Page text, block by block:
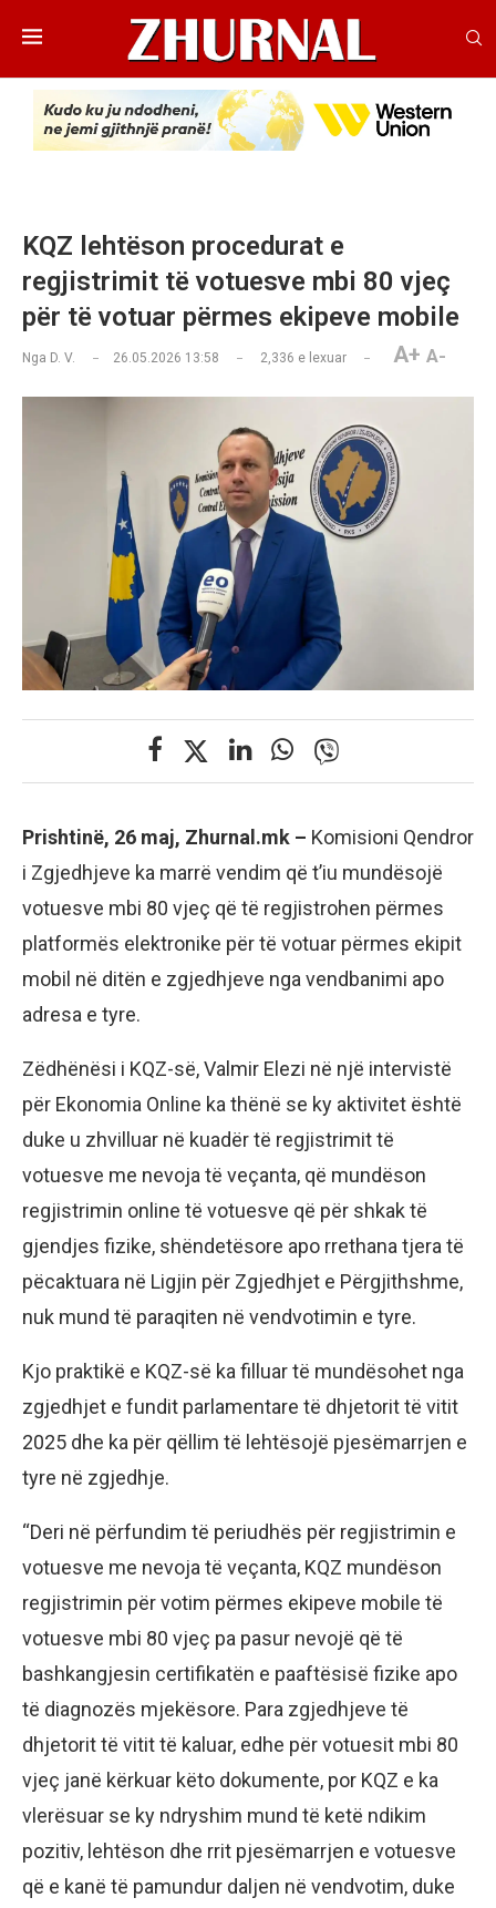
KQZ lehtëson procedurat e
regjistrimit të votuesve mbi 80 vjeç
për të votuar përmes ekipeve mobile
Nga D. V. 26.05.2026 13:58 2,336 e lexuar A+ A-
Prishtinë, 26 maj, Zhurnal.mk – Komisioni Qendror
i Zgjedhjeve ka marrë vendim që t’iu mundësojë
votuesve mbi 80 vjeç që të regjistrohen përmes
platformës elektronike për të votuar përmes ekipit
mobil në ditën e zgjedhjeve nga vendbanimi apo
adresa e tyre.
Zëdhënësi i KQZ-së, Valmir Elezi në një intervistë
për Ekonomia Online ka thënë se ky aktivitet është
duke u zhvilluar në kuadër të regjistrimit të
votuesve me nevoja të veçanta, që mundëson
regjistrimin online të votuesve që për shkak të
gjendjes fizike, shëndetësore apo rrethana tjera të
pëcaktuara në Ligjin për Zgjedhjet e Përgjithshme,
nuk mund të paraqiten në vendvotimin e tyre.
Kjo praktikë e KQZ-së ka filluar të mundësohet nga
zgjedhjet e fundit parlamentare të dhjetorit të vitit
2025 dhe ka për qëllim të lehtësojë pjesëmarrjen e
tyre në zgjedhje.
“Deri në përfundim të periudhës për regjistrimin e
votuesve me nevoja të veçanta, KQZ mundëson
regjistrimin për votim përmes ekipeve mobile të
votuesve mbi 80 vjeç pa pasur nevojë që të
bashkangjesin certifikatën e paaftësisë fizike apo
të diagnozës mjekësore. Para zgjedhjeve të
dhjetorit të vitit të kaluar, edhe për votuesit mbi 80
vjeç janë kërkuar këto dokumente, por KQZ e ka
vlerësuar se ky ndryshim mund të ketë ndikim
pozitiv, lehtëson dhe rrit pjesëmarrjen e votuesve
që e kanë të pamundur daljen në vendvotim, duke